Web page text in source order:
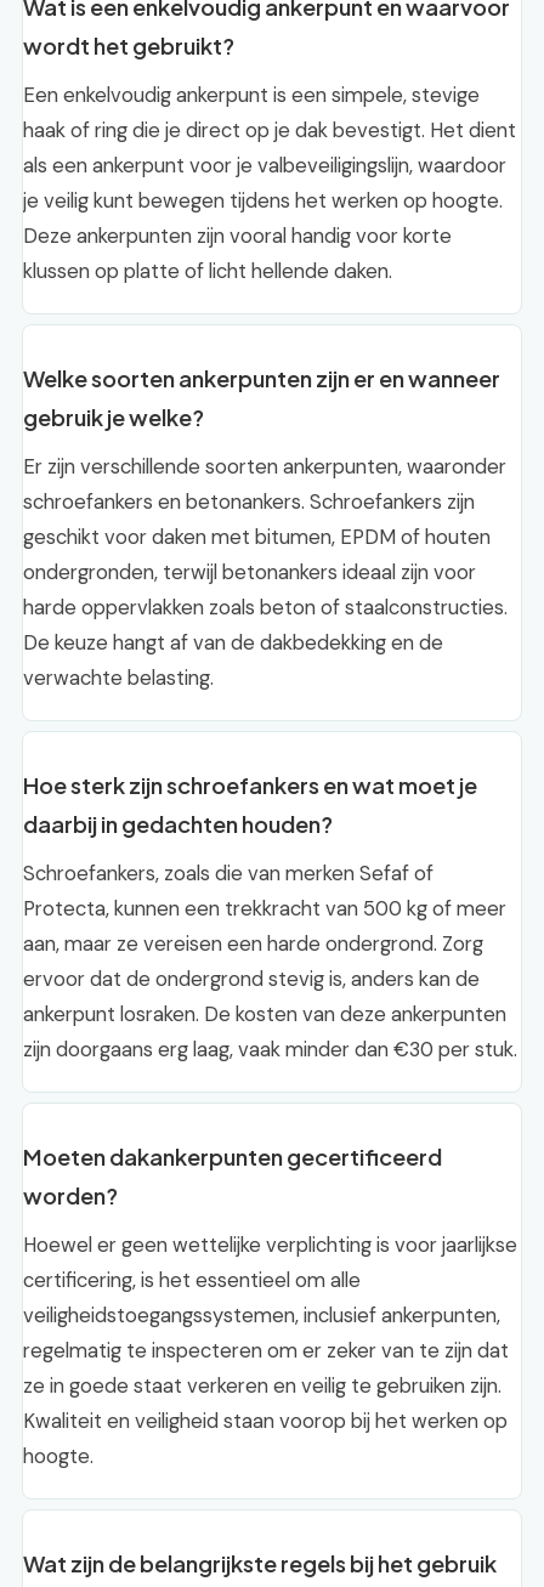
Wat is een enkelvoudig ankerpunt en waarvoor
wordt het gebruikt?
Een enkelvoudig ankerpunt is een simpele, stevige
haak of ring die je direct op je dak bevestigt. Het dient
als een ankerpunt voor je valbeveiligingslijn, waardoor
je veilig kunt bewegen tijdens het werken op hoogte.
Deze ankerpunten zijn vooral handig voor korte
klussen op platte of licht hellende daken.
Welke soorten ankerpunten zijn er en wanneer
gebruik je welke?
Er zijn verschillende soorten ankerpunten, waaronder
schroefankers en betonankers. Schroefankers zijn
geschikt voor daken met bitumen, EPDM of houten
ondergronden, terwijl betonankers ideaal zijn voor
harde oppervlakken zoals beton of staalconstructies.
De keuze hangt af van de dakbedekking en de
verwachte belasting.
Hoe sterk zijn schroefankers en wat moet je
daarbij in gedachten houden?
Schroefankers, zoals die van merken Sefaf of
Protecta, kunnen een trekkracht van 500 kg of meer
aan, maar ze vereisen een harde ondergrond. Zorg
ervoor dat de ondergrond stevig is, anders kan de
ankerpunt losraken. De kosten van deze ankerpunten
zijn doorgaans erg laag, vaak minder dan €30 per stuk.
Moeten dakankerpunten gecertificeerd
worden?
Hoewel er geen wettelijke verplichting is voor jaarlijkse
certificering, is het essentieel om alle
veiligheidstoegangssystemen, inclusief ankerpunten,
regelmatig te inspecteren om er zeker van te zijn dat
ze in goede staat verkeren en veilig te gebruiken zijn.
Kwaliteit en veiligheid staan voorop bij het werken op
hoogte.
Wat zijn de belangrijkste regels bij het gebruik